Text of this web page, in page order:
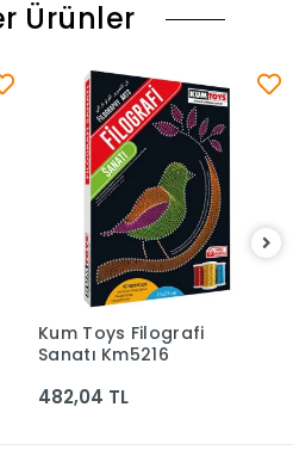
Ürünler
Sepete Ekle
Kum Toys Filografi
Sanatı Km5216
482,04 TL